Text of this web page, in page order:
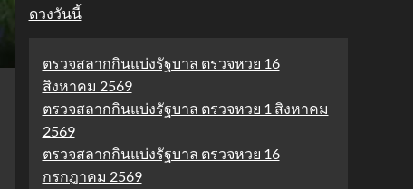
ดวงวันนี้
ตรวจสลากกินแบ่งรัฐบาล ตรวจหวย 16
สิงหาคม 2569
ตรวจสลากกินแบ่งรัฐบาล ตรวจหวย 1 สิงหาคม
2569
ตรวจสลากกินแบ่งรัฐบาล ตรวจหวย 16
กรกฎาคม 2569